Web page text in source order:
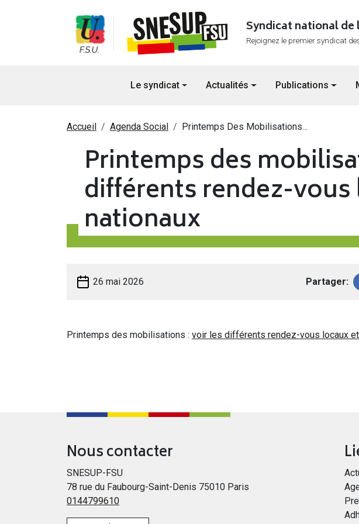
Syndicat national
Rejoignez le premier syndicat
Le syndicat Actualités Publications
Fil d'Ariane
Accueil Agenda Social Printemps Des Mobilisations...
Printemps des
différents rendez-vous
nationaux
26 mai 2026 Partager
Printemps des mobilisations : voir les différents rendez-vous locaux
Nous contacter
SNESUP-FSU
78 rue du Faubourg-Saint-Denis 75010 Paris
0144799610